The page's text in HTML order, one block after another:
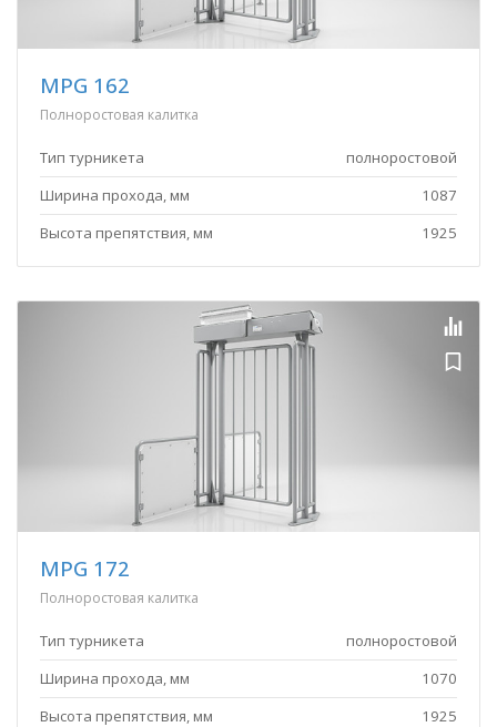
MPG 162
Полноростовая калитка
Тип турникета
полноростовой
Ширина прохода, мм
1087
Высота препятствия, мм
1925
MPG 172
Полноростовая калитка
Тип турникета
полноростовой
Ширина прохода, мм
1070
Высота препятствия, мм
1925